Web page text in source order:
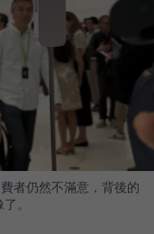
者仍然不滿意，背後的
。